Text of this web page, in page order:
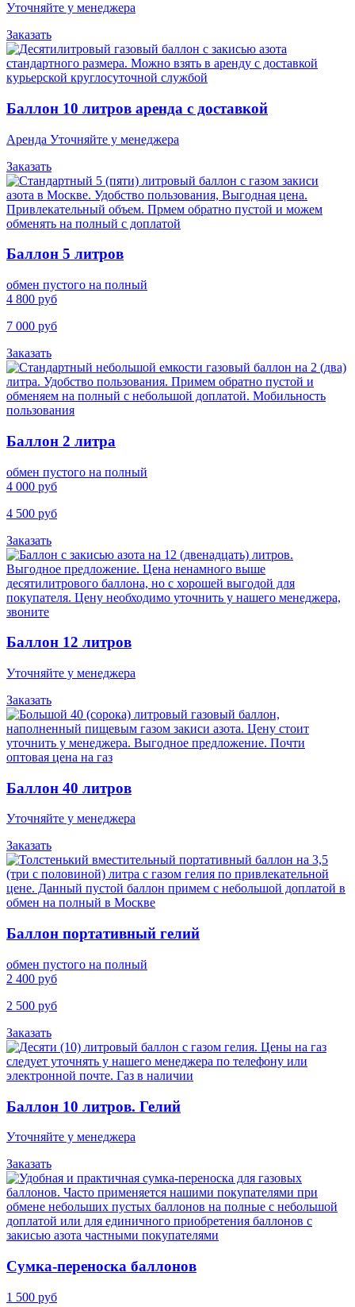
Уточняйте у менеджера
Заказать
Баллон 10 литров аренда с доставкой
Аренда Уточняйте у менеджера
Заказать
Баллон 5 литров
обмен пустого на полный
4 800 руб
7 000 руб
Заказать
Баллон 2 литра
обмен пустого на полный
4 000 руб
4 500 руб
Заказать
Баллон 12 литров
Уточняйте у менеджера
Заказать
Баллон 40 литров
Уточняйте у менеджера
Заказать
Баллон портативный гелий
обмен пустого на полный
2 400 руб
2 500 руб
Заказать
Баллон 10 литров. Гелий
Уточняйте у менеджера
Заказать
Cумка-переноска баллонов
1 500 руб